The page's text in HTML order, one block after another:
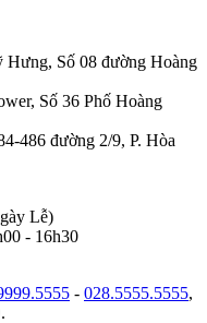
Hưng, Số 08 đường Hoàng
Số 36 Phố Hoàng
486 đường 2/9, P. Hòa
Lễ)
- 16h30
- 028.5555.5555,